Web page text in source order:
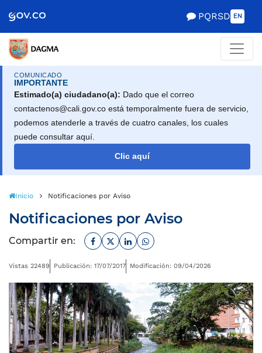
de Gobierno
PQRSD EN
COMUNICADO
IMPORTANTE
Estimado(a) ciudadano(a): Dado que el correo
contactenos@cali.gov.co está temporalmente fuera de servicio,
podemos atenderle a través de cuatro canales, los cuales
puede consultar aquí.
Clic aquí
Inicio Notificaciones por Aviso
Notificaciones por Aviso
Compartir en: Facebook
TwitterLinkedinWhatsapp
Vistas 22489 Publicación: 17/07/2017 Modificación: 09/04/2026